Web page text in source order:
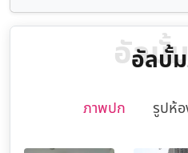
อัลบั้
อัลบั้
ภาพปก รูปห้